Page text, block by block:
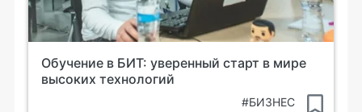
Обучение в БИТ: уверенный старт в мире
высоких технологий
#БИЗНЕС